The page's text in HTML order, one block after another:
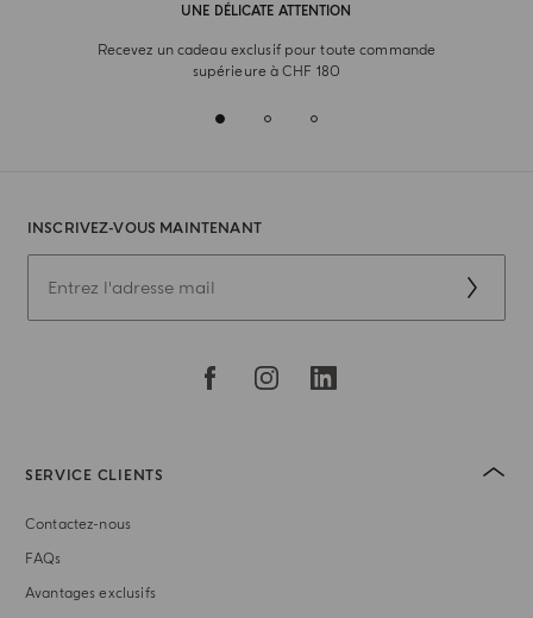
UNE DÉLICATE ATTENTION
Recevez un cadeau exclusif pour toute commande
supérieure à CHF 180
INSCRIVEZ-VOUS MAINTENANT
SERVICE CLIENTS
Contactez-nous
FAQs
Avantages exclusifs